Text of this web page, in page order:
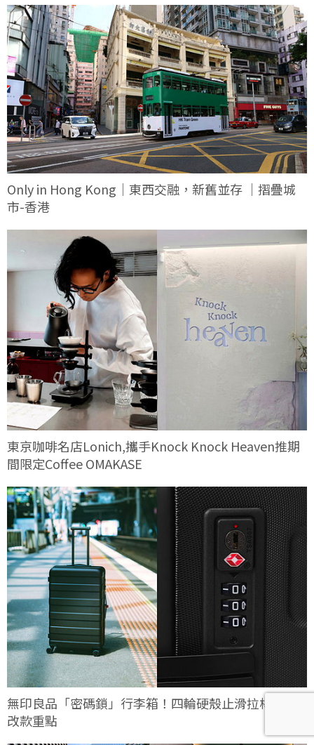
Only in Hong Kong｜東西交融，新舊並存 ｜摺疊城
市-香港
東京咖啡名店Lonich,攜手Knock Knock Heaven推期
間限定Coffee OMAKASE
無印良品「密碼鎖」行李箱！四輪硬殼止滑拉桿箱3大
改款重點